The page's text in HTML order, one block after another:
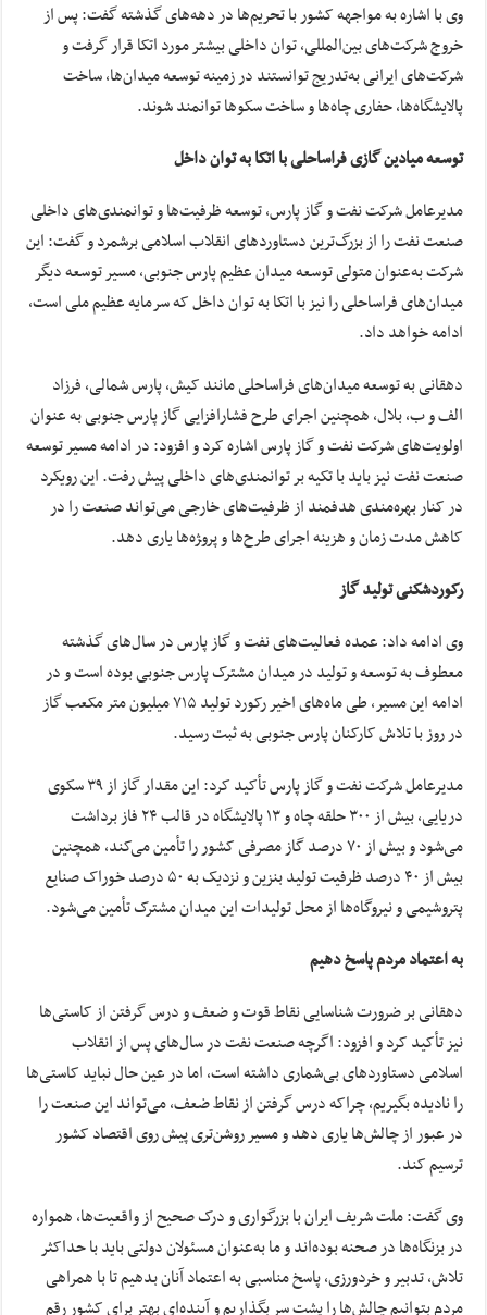
وی با اشاره به مواجهه کشور با تحریم‌ها در دهه‌های گذشته گفت: پس از
خروج شرکت‌های بین‌المللی، توان داخلی بیشتر مورد اتکا قرار گرفت و
شرکت‌های ایرانی به‌تدریج توانستند در زمینه توسعه میدان‌ها، ساخت
پالایشگاه‌ها، حفاری چاه‌ها و ساخت سکو‌ها توانمند شوند.
توسعه میادین گازی فراساحلی با اتکا به توان داخل
مدیرعامل شرکت نفت و گاز پارس، توسعه ظرفیت‌ها و توانمندی‌های داخلی
صنعت نفت را از بزرگ‌ترین دستاورد‌های انقلاب اسلامی برشمرد و گفت: این
شرکت به‌عنوان متولی توسعه میدان عظیم پارس جنوبی، مسیر توسعه دیگر
میدان‌های فراساحلی را نیز با اتکا به توان داخل که سرمایه عظیم ملی است،
ادامه خواهد داد.
دهقانی به توسعه میدان‌های فراساحلی مانند کیش، پارس شمالی، فرزاد
الف و ب، بلال، همچنین اجرای طرح فشارافزایی گاز پارس جنوبی به عنوان
اولویت‌های شرکت نفت و گاز پارس اشاره کرد و افزود: در ادامه مسیر توسعه
صنعت نفت نیز باید با تکیه بر توانمندی‌های داخلی پیش رفت. این رویکرد
در کنار بهره‌مندی هدفمند از ظرفیت‌های خارجی می‌تواند صنعت را در
کاهش مدت زمان و هزینه اجرای طرح‌ها و پرو‍ژه‌ها یاری دهد.
رکوردشکنی تولید گاز
وی ادامه داد: عمده فعالیت‌های نفت و گاز پارس در سال‌های گذشته
معطوف به توسعه و تولید در میدان مشترک پارس جنوبی بوده است و در
ادامه این مسیر، طی ماه‌های اخیر رکورد تولید ۷۱۵ میلیون متر مکعب گاز
در روز با تلاش کارکنان پارس جنوبی به ثبت رسید.
مدیرعامل شرکت نفت و گاز پارس تأکید کرد: این مقدار گاز از ۳۹ سکوی
دریایی، بیش از ۳۰۰ حلقه چاه و ۱۳ پالایشگاه در قالب ۲۴ فاز برداشت
می‌شود و بیش از ۷۰ درصد گاز مصرفی کشور را تأمین می‌کند، همچنین
بیش از ۴۰ درصد ظرفیت تولید بنزین و نزدیک به ۵۰ درصد خوراک صنایع
پتروشیمی و نیروگاه‌ها از محل تولیدات این میدان مشترک تأمین می‌شود.
به اعتماد مردم پاسخ دهیم
دهقانی بر ضرورت شناسایی نقاط قوت و ضعف و درس گرفتن از کاستی‌ها
نیز تأکید کرد و افزود: اگرچه صنعت نفت در سال‌های پس از انقلاب
اسلامی دستاورد‌های بی‌شماری داشته است، اما در عین حال نباید کاستی‌ها
را نادیده بگیریم، چراکه درس گرفتن از نقاط ضعف، می‌تواند این صنعت را
در عبور از چالش‌ها یاری دهد و مسیر روشن‌تری پیش روی اقتصاد کشور
ترسیم کند.
وی گفت: ملت شریف ایران با بزرگواری و درک صحیح از واقعیت‌ها، همواره
در بزنگاه‌ها در صحنه بوده‌اند و ما به‌عنوان مسئولان دولتی باید با حداکثر
تلاش، تدبیر و خردورزی، پاسخ مناسبی به اعتماد آنان بدهیم تا با همراهی
مردم بتوانیم چالش‌ها را پشت سر بگذاریم و آینده‌ای بهتر برای کشور رقم